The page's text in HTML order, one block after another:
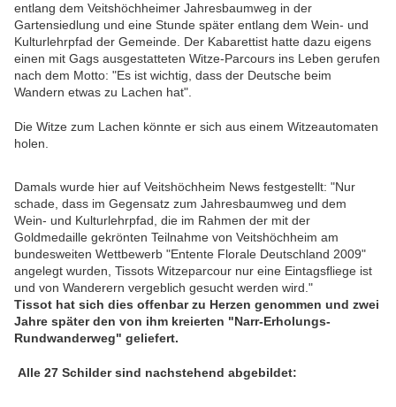
entlang dem Veitshöchheimer Jahresbaumweg in der
Gartensiedlung und eine Stunde später entlang dem Wein- und
Kulturlehrpfad der Gemeinde. Der Kabarettist hatte dazu eigens
einen mit Gags ausgestatteten Witze-Parcours ins Leben gerufen
nach dem Motto: "Es ist wichtig, dass der Deutsche beim
Wandern etwas zu Lachen hat".
Die Witze zum Lachen könnte er sich aus einem Witzeautomaten
holen.
Damals wurde hier auf Veitshöchheim News festgestellt: "Nur
schade, dass im Gegensatz zum Jahresbaumweg und dem
Wein- und Kulturlehrpfad, die im Rahmen der mit der
Goldmedaille gekrönten Teilnahme von Veitshöchheim am
bundesweiten Wettbewerb "Entente Florale Deutschland 2009"
angelegt wurden, Tissots Witzeparcour nur eine Eintagsfliege ist
und von Wanderern vergeblich gesucht werden wird."
Tissot hat sich dies offenbar zu Herzen genommen und zwei
Jahre später den von ihm kreierten "Narr-Erholungs-
Rundwanderweg" geliefert.
Alle 27 Schilder sind nachstehend abgebildet: